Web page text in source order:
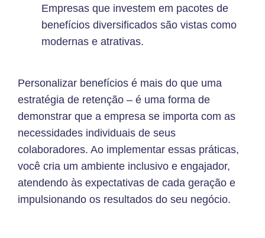
Empresas que investem em pacotes de
benefícios diversificados são vistas como
modernas e atrativas.
Personalizar benefícios é mais do que uma
estratégia de retenção – é uma forma de
demonstrar que a empresa se importa com as
necessidades individuais de seus
colaboradores. Ao implementar essas práticas,
você cria um ambiente inclusivo e engajador,
atendendo às expectativas de cada geração e
impulsionando os resultados do seu negócio.